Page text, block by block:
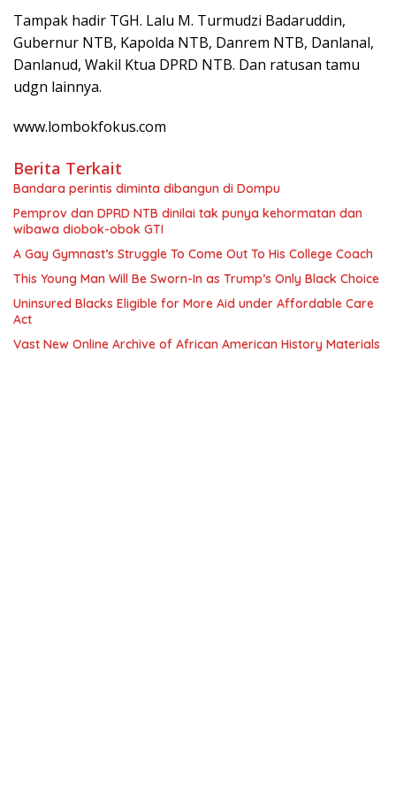
Tampak hadir TGH. Lalu M. Turmudzi Badaruddin,
Gubernur NTB, Kapolda NTB, Danrem NTB, Danlanal,
Danlanud, Wakil Ktua DPRD NTB. Dan ratusan tamu
udgn lainnya.
www.lombokfokus.com
Berita Terkait
Bandara perintis diminta dibangun di Dompu
Pemprov dan DPRD NTB dinilai tak punya kehormatan dan
wibawa diobok-obok GTI
A Gay Gymnast’s Struggle To Come Out To His College Coach
This Young Man Will Be Sworn-In as Trump’s Only Black Choice
Uninsured Blacks Eligible for More Aid under Affordable Care
Act
Vast New Online Archive of African American History Materials